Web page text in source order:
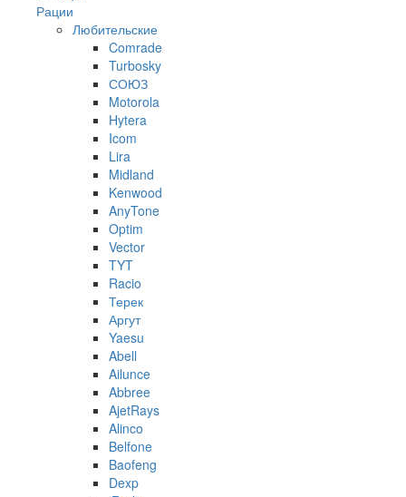
Рации
Любительские
Comrade
Turbosky
СОЮЗ
Motorola
Hytera
Icom
Lira
Midland
Kenwood
AnyTone
Optim
Vector
TYT
Racio
Терек
Аргут
Yaesu
Abell
Ailunce
Abbree
AjetRays
Alinco
Belfone
Baofeng
Dexp